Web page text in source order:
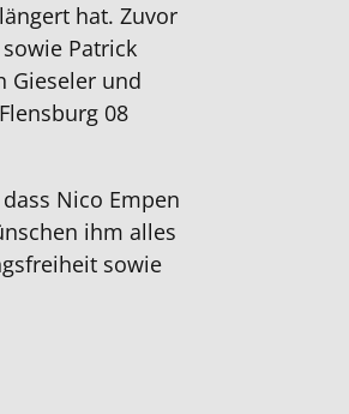
hat. Zuvor
Patrick
Gieseler und
08
Nico Empen
ihm alles
sowie